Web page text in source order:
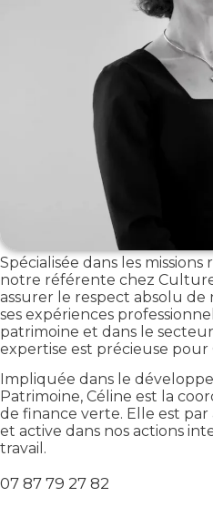
Spécialisée dans les
notre référente chez
assurer le respect absolu de
ses expériences
patrimoine et dans le
expertise est précieuse
Impliquée dans le
Patrimoine, Céline est la
de finance verte. Elle est
et active dans nos actions
travail.
07 87 79 27 82